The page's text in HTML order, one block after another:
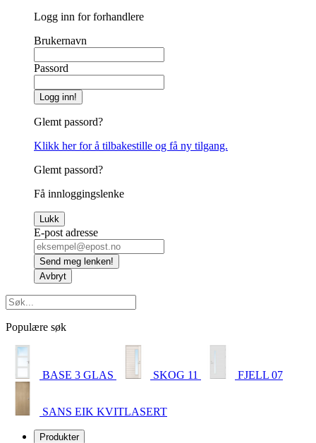
Logg inn for forhandlere
Brukernavn
Passord
Logg inn!
Glemt passord?
Klikk her for å tilbakestille og få ny tilgang.
Glemt passord?
Få innloggingslenke
Lukk
E-post adresse
Send meg lenken!
Avbryt
Populære søk
BASE 3 GLAS SKOG 11 FJELL 07
SANS EIK KVITLASERT
Produkter